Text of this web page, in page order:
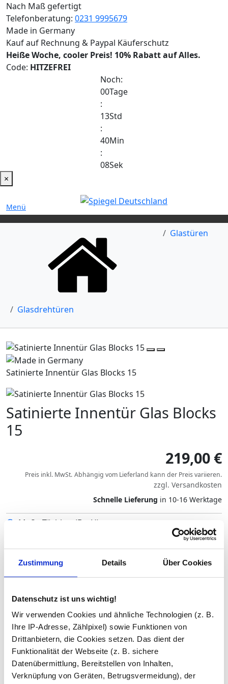
Zustimmung Details Über Cookies
Datenschutz ist uns wichtig!
Wir verwenden Cookies und ähnliche Technologien (z. B.
Ihre IP-Adresse, Zählpixel) sowie Funktionen von
Drittanbietern, die Cookies setzen. Das dient der
Funktionalität der Webseite (z. B. sichere
Datenübermittlung, Bereitstellen von Inhalten,
Verknüpfung von Geräten, Betrugsvermeidung), der
Nach Maß gefertigt
Telefonberatung: 0231 9995679
Made in Germany
Kauf auf Rechnung & Paypal Käuferschutz
Heiße Woche, cooler Preis! 10% Rabatt auf Alles.
Code: HITZEFREI
Noch:
00Tage
:
13Std
:
40Min
:
08Sek
×
Menü
Glastüren
Glasdrehtüren
Satinierte Innentür Glas Blocks 15
Satinierte Innentür Glas Blocks
15
219,00 €
Preis inkl. MwSt. Abhängig vom Lieferland kann der Preis variieren.
zzgl. Versandkosten
Schnelle Lieferung in 10-16 Werktage
Maße Türblatt (B x H)
Türanschlag
Glas Art
Beschläge/Griffe